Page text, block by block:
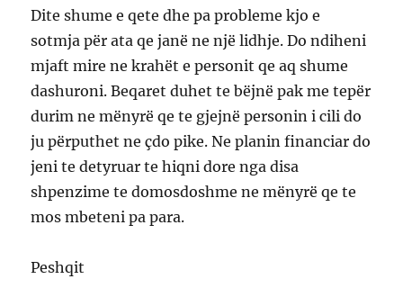
Dite shume e qete dhe pa probleme kjo e
sotmja për ata qe janë ne një lidhje. Do ndiheni
mjaft mire ne krahët e personit qe aq shume
dashuroni. Beqaret duhet te bëjnë pak me tepër
durim ne mënyrë qe te gjejnë personin i cili do
ju përputhet ne çdo pike. Ne planin financiar do
jeni te detyruar te hiqni dore nga disa
shpenzime te domosdoshme ne mënyrë qe te
mos mbeteni pa para.
Peshqit